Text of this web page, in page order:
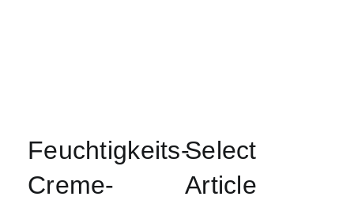
Feuchtigkeits-
Creme-
Select
Article